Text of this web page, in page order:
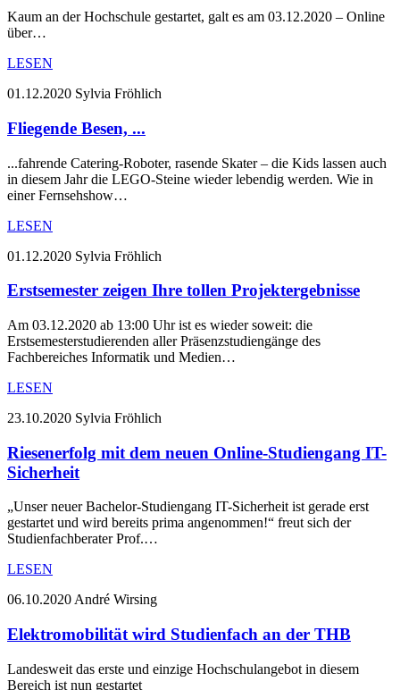
Kaum an der Hochschule gestartet, galt es am 03.12.2020 – Online
über…
LESEN
01.12.2020 Sylvia Fröhlich
Fliegende Besen, ...
...fahrende Catering-Roboter, rasende Skater – die Kids lassen auch
in diesem Jahr die LEGO-Steine wieder lebendig werden. Wie in
einer Fernsehshow…
LESEN
01.12.2020 Sylvia Fröhlich
Erstsemester zeigen Ihre tollen Projektergebnisse
Am 03.12.2020 ab 13:00 Uhr ist es wieder soweit: die
Erstsemesterstudierenden aller Präsenzstudiengänge des
Fachbereiches Informatik und Medien…
LESEN
23.10.2020 Sylvia Fröhlich
Riesenerfolg mit dem neuen Online-Studiengang IT-
Sicherheit
„Unser neuer Bachelor-Studiengang IT-Sicherheit ist gerade erst
gestartet und wird bereits prima angenommen!“ freut sich der
Studienfachberater Prof.…
LESEN
06.10.2020 André Wirsing
Elektromobilität wird Studienfach an der THB
Landesweit das erste und einzige Hochschulangebot in diesem
Bereich ist nun gestartet